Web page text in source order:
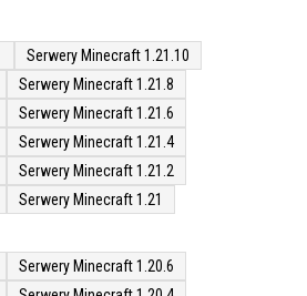
Serwery Minecraft 1.21.10
Serwery Minecraft 1.21.8
Serwery Minecraft 1.21.6
Serwery Minecraft 1.21.4
Serwery Minecraft 1.21.2
Serwery Minecraft 1.21
Serwery Minecraft 1.20.6